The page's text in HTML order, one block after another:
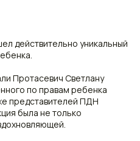
действительно уникальный
Протасевич Светлану
по правам ребенка
представителей ПДН
была не только